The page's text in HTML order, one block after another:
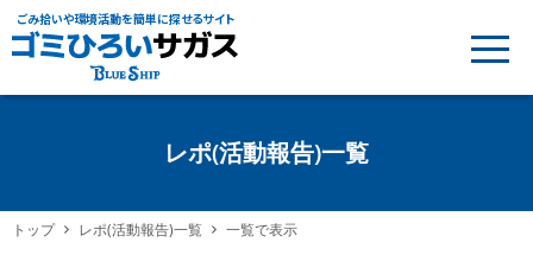
ごみ拾いや環境活動を簡単に探せるサイト
レポ(活動報告)一覧
トップ レポ(活動報告)一覧 一覧で表示